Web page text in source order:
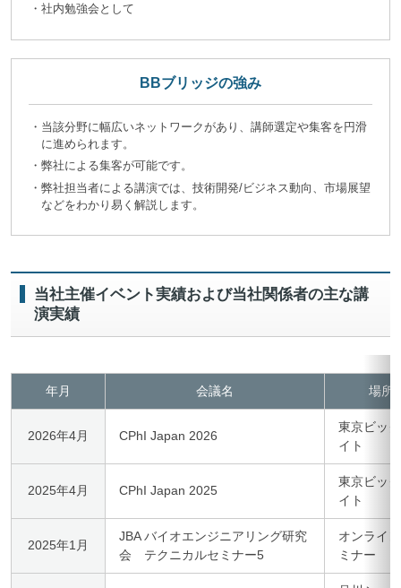
・社内勉強会として
BBブリッジの強み
・当該分野に幅広いネットワークがあり、講師選定や集客を円滑
に進められます。
・弊社による集客が可能です。
・弊社担当者による講演では、技術開発/ビジネス動向、市場展望
などをわかり易く解説します。
当社主催イベント実績および当社関係者の主な講
演実績
年月 会議名 場所
2026年4月 CPhI Japan 2026
東京ビッ
イト
2025年4月 CPhI Japan 2025
東京ビッ
イト
2025年1月
JBA バイオエンジニアリング研究
会 テクニカルセミナー5
オンライ
ミナー